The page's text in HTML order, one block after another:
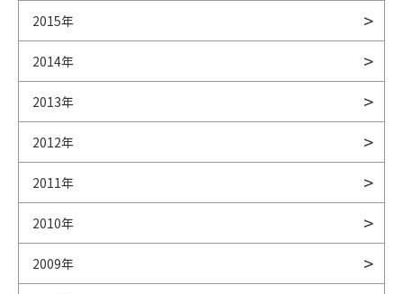
2015年
2014年
2013年
2012年
2011年
2010年
2009年